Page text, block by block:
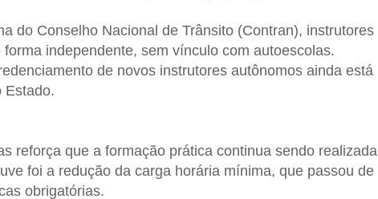
do Conselho Nacional de Trânsito (Contran), instrutores
independente, sem vínculo com autoescolas.
de novos instrutores autônomos ainda está
Estado.
reforça que a formação prática continua sendo realizada
foi a redução da carga horária mínima, que passou de
obrigatórias.